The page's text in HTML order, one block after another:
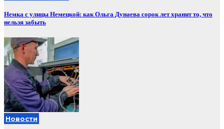
Немка с улицы Немецкой: как Ольга Дунаева сорок лет хранит то, что
нельзя забыть
Новости